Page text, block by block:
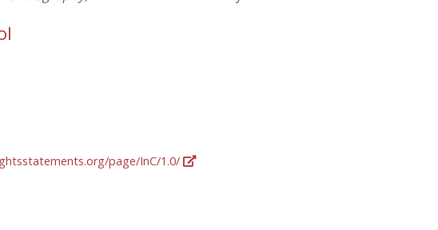
page/InC/1.0/